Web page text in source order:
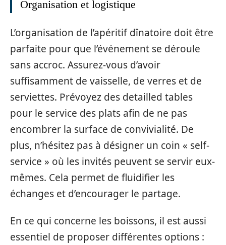
Organisation et logistique
L’organisation de l’apéritif dînatoire doit être
parfaite pour que l’événement se déroule
sans accroc. Assurez-vous d’avoir
suffisamment de vaisselle, de verres et de
serviettes. Prévoyez des detailled tables
pour le service des plats afin de ne pas
encombrer la surface de convivialité. De
plus, n’hésitez pas à désigner un coin « self-
service » où les invités peuvent se servir eux-
mêmes. Cela permet de fluidifier les
échanges et d’encourager le partage.
En ce qui concerne les boissons, il est aussi
essentiel de proposer différentes options :